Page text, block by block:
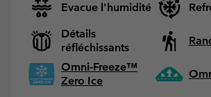
Evacue l'humidité
Détails
réfléchissants
Omni-Freeze™
Zero Ice